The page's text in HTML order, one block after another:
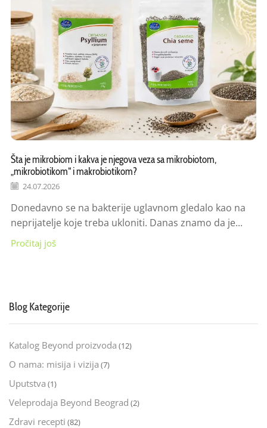
Šta je mikrobiom i kakva je njegova veza sa mikrobiotom,
„mikrobiotikom“ i makrobiotikom?
24.07.2026
Donedavno se na bakterije uglavnom gledalo kao na
neprijatelje koje treba ukloniti. Danas znamo da je...
Pročitaj još
Blog Kategorije
Katalog Beyond proizvoda (12)
O nama: misija i vizija (7)
Uputstva (1)
Veleprodaja Beyond Beograd (2)
Zdravi recepti (82)